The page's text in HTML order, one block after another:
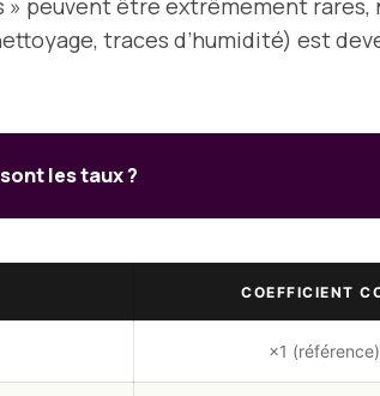
peuvent être extrêmement
traces d’humidité) est
les taux ?
COEFFICIENT
×1 (référence)